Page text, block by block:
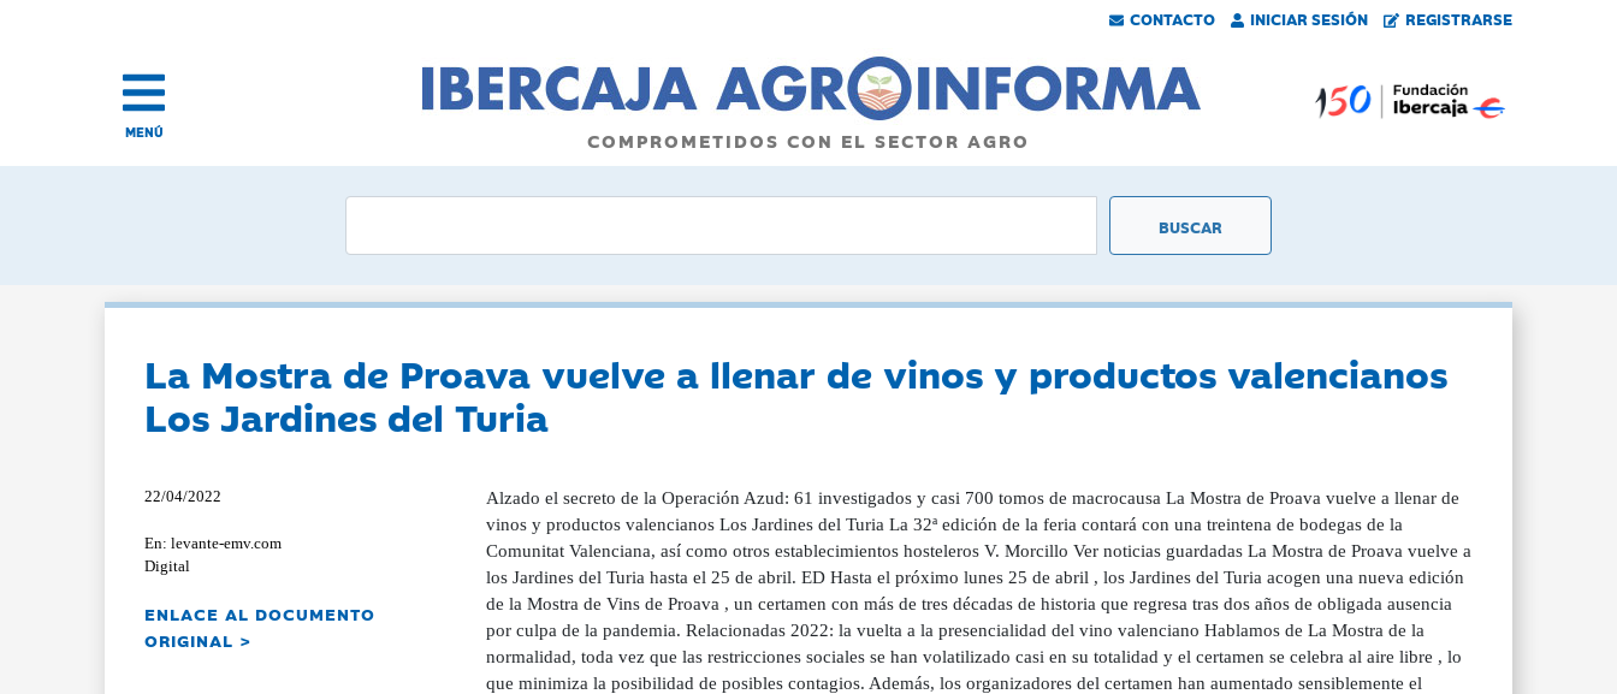
CONTACTO INICIAR SESIÓN REGISTRARSE
MENÚ COMPROMETIDOS CON EL SECTOR AGRO
La Mostra de Proava vuelve a llenar de vinos y productos valencianos
Los Jardines del Turia
22/04/2022
En: levante-emv.com
Digital
ENLACE AL DOCUMENTO
ORIGINAL >
Alzado el secreto de la Operación Azud: 61 investigados y casi 700 tomos de macrocausa La Mostra de Proava vuelve a llenar de
vinos y productos valencianos Los Jardines del Turia La 32ª edición de la feria contará con una treintena de bodegas de la
Comunitat Valenciana, así como otros establecimientos hosteleros V. Morcillo Ver noticias guardadas La Mostra de Proava vuelve a
los Jardines del Turia hasta el 25 de abril. ED Hasta el próximo lunes 25 de abril , los Jardines del Turia acogen una nueva edición
de la Mostra de Vins de Proava , un certamen con más de tres décadas de historia que regresa tras dos años de obligada ausencia
por culpa de la pandemia. Relacionadas 2022: la vuelta a la presencialidad del vino valenciano Hablamos de La Mostra de la
normalidad, toda vez que las restricciones sociales se han volatilizado casi en su totalidad y el certamen se celebra al aire libre , lo
que minimiza la posibilidad de posibles contagios. Además, los organizadores del certamen han aumentado sensiblemente el